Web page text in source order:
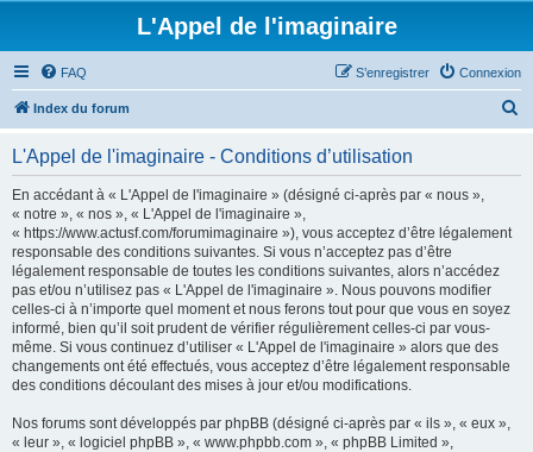
L'Appel de l'imaginaire
FAQ Connexion
S’enregistrer
Index du forum
L'Appel de l'imaginaire - Conditions d’utilisation
En accédant à « L'Appel de l'imaginaire » (désigné ci-après par « nous »,
« notre », « nos », « L'Appel de l'imaginaire »,
« https://www.actusf.com/forumimaginaire »), vous acceptez d’être légalement
responsable des conditions suivantes. Si vous n’acceptez pas d’être
légalement responsable de toutes les conditions suivantes, alors n’accédez
pas et/ou n’utilisez pas « L'Appel de l'imaginaire ». Nous pouvons modifier
celles-ci à n’importe quel moment et nous ferons tout pour que vous en soyez
informé, bien qu’il soit prudent de vérifier régulièrement celles-ci par vous-
même. Si vous continuez d’utiliser « L'Appel de l'imaginaire » alors que des
changements ont été effectués, vous acceptez d’être légalement responsable
des conditions découlant des mises à jour et/ou modifications.
Nos forums sont développés par phpBB (désigné ci-après par « ils », « eux »,
« leur », « logiciel phpBB », « www.phpbb.com », « phpBB Limited »,